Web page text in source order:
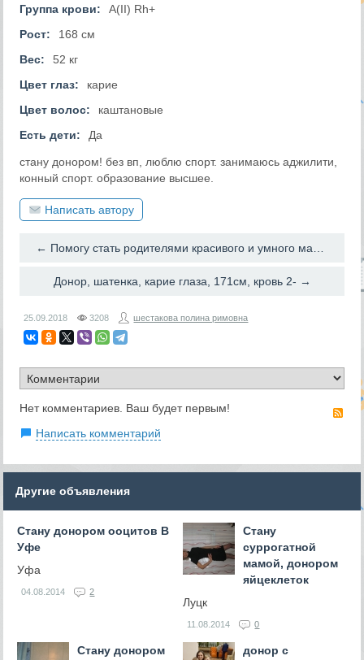
Группа крови:
A(II) Rh+
Рост:
168 см
Вес:
52 кг
Цвет глаз:
карие
Цвет волос:
каштановые
Есть дети:
Да
стану донором! без вп, люблю спорт. занимаюсь аджилити,
конный спорт. образование высшее.
Написать автору
Донор, шатенка, карие глаза, 171см, кровь 2- →
25.09.2018 3208 шестакова полина римовна
Нет комментариев. Ваш будет первым!
Написать комментарий
Другие объявления
Стану донором ооцитов В
Уфе
Уфа
04.08.2014 2
Стану
суррогатной
мамой, донором
яйцеклеток
Луцк
11.08.2014 0
Стану донором
донор с